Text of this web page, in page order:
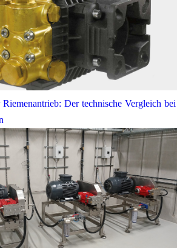
Der technische Vergleich bei